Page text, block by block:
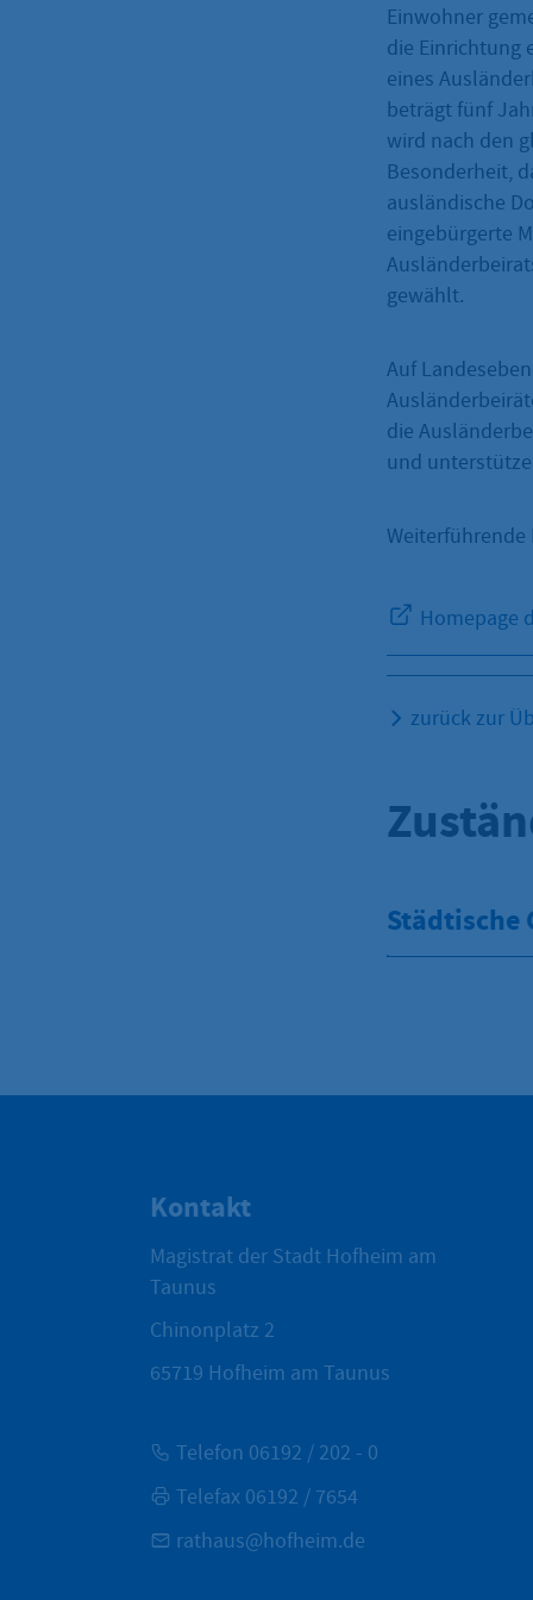
Einwohner
die Einrichtung
eines
beträgt fünf
wird nach den
Besonderheit,
ausländische
eingebürgerte
gewählt.
Auf
die
und
Weiterführende
Homepage
zurück zur
Städtische
Kontakt
Magistrat der Stadt Hofheim am
Taunus
Chinonplatz 2
65719 Hofheim am Taunus
Telefon 06192 / 202 - 0
Telefax 06192 / 7654
rathaus@hofheim.de